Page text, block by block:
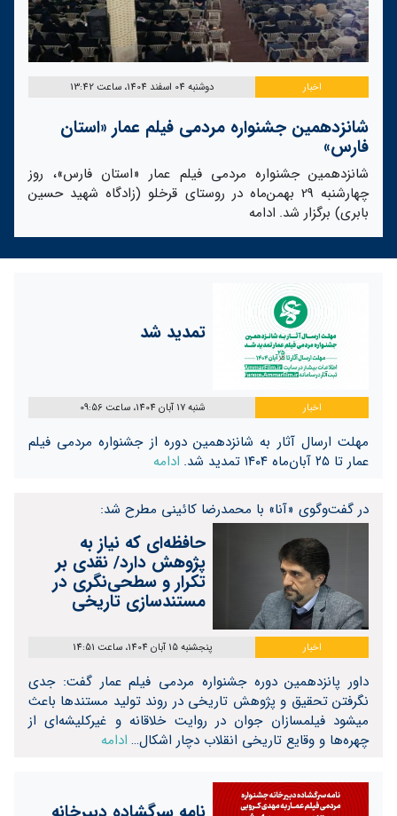
اخبار دوشنبه 04 اسفند 1404، ساعت 13:42
شانزدهمین جشنواره مردمی فیلم عمار «استان
فارس»
شانزدهمین جشنواره مردمی فیلم عمار «استان فارس»، روز
چهارشنبه 29 بهمن‌ماه در روستای قرخلو (زادگاه شهید حسین
بابری) برگزار شد. ادامه
تمدید شد
اخبار شنبه 17 آبان 1404، ساعت 09:56
مهلت ارسال آثار به شانزدهمین دوره از جشنواره مردمی فیلم
عمار تا ۲۵ آبان‌ماه ۱۴۰۴ تمدید شد.
ادامه
در گفت‌و‌گوی «آنا» با محمدرضا کائینی مطرح شد:
حافظه‌ای که نیاز به
پژوهش دارد/ نقدی بر
تکرار و سطحی‌نگری در
مستندسازی تاریخی
اخبار پنجشنبه 15 آبان 1404، ساعت 14:51
داور پانزدهمین دوره جشنواره مردمی فیلم عمار گفت: جدی
نگرفتن تحقیق و پژوهش تاریخی در روند تولید مستندها باعث
میشود فیلمسازان جوان در روایت خلاقانه و غیرکلیشه‌ای از
چهره‌ها و وقایع تاریخی انقلاب دچار اشکال… ادامه